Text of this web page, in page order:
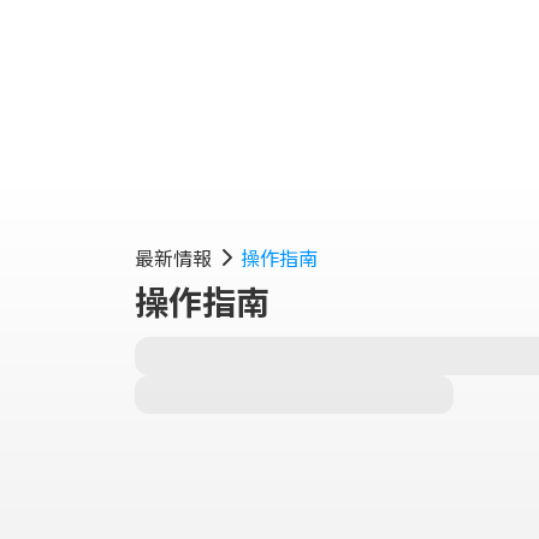
最新情報 操作指南
操作指南